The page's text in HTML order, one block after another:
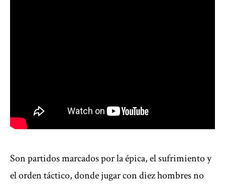
Son partidos marcados por la épica, el sufrimiento y
el orden táctico, donde jugar con diez hombres no